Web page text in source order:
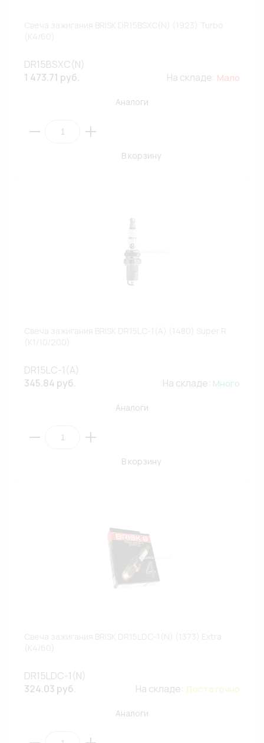
DR15BSXC(N)
1 473.71 руб.
На складе: Мало
Аналоги
В корзину
DR15LC-1(A)
345.84 руб.
На складе: Много
Аналоги
В корзину
DR15LDC-1(N)
324.03 руб.
На складе: Достаточно
Аналоги